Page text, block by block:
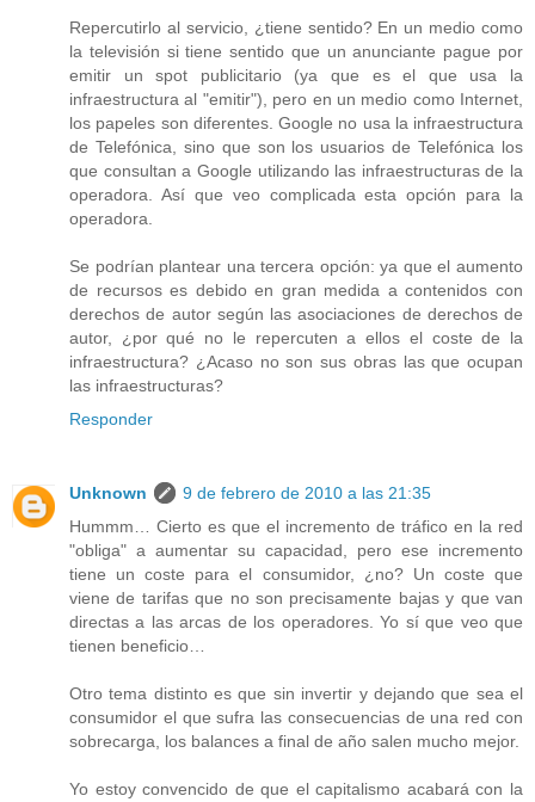
Repercutirlo al servicio, ¿tiene sentido? En un medio como
la televisión si tiene sentido que un anunciante pague por
emitir un spot publicitario (ya que es el que usa la
infraestructura al "emitir"), pero en un medio como Internet,
los papeles son diferentes. Google no usa la infraestructura
de Telefónica, sino que son los usuarios de Telefónica los
que consultan a Google utilizando las infraestructuras de la
operadora. Así que veo complicada esta opción para la
operadora.
Se podrían plantear una tercera opción: ya que el aumento
de recursos es debido en gran medida a contenidos con
derechos de autor según las asociaciones de derechos de
autor, ¿por qué no le repercuten a ellos el coste de la
infraestructura? ¿Acaso no son sus obras las que ocupan
las infraestructuras?
Responder
Unknown
9 de febrero de 2010 a las 21:35
Hummm… Cierto es que el incremento de tráfico en la red
"obliga" a aumentar su capacidad, pero ese incremento
tiene un coste para el consumidor, ¿no? Un coste que
viene de tarifas que no son precisamente bajas y que van
directas a las arcas de los operadores. Yo sí que veo que
tienen beneficio…
Otro tema distinto es que sin invertir y dejando que sea el
consumidor el que sufra las consecuencias de una red con
sobrecarga, los balances a final de año salen mucho mejor.
Yo estoy convencido de que el capitalismo acabará con la